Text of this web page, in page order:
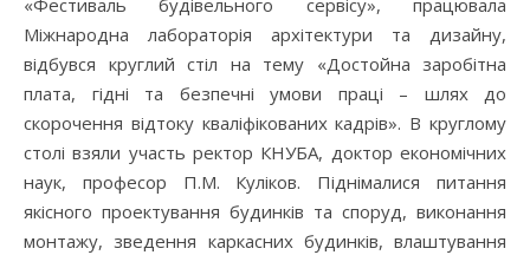
«Фестиваль будівельного сервісу», працювала
Міжнародна лабораторія архітектури та дизайну,
відбувся круглий стіл на тему «Достойна заробітна
плата, гідні та безпечні умови праці – шлях до
скорочення відтоку кваліфікованих кадрів». В круглому
столі взяли участь ректор КНУБА, доктор економічних
наук, професор П.М. Куліков. Піднімалися питання
якісного проектування будинків та споруд, виконання
монтажу, зведення каркасних будинків, влаштування